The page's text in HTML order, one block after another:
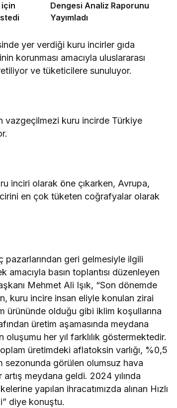
Dengesi Analiz Raporunu
Yayımladı
yer verdiği kuru incirler gıda
korunması amacıyla uluslararası
ve tüketicilere sunuluyor.
vazgeçilmezi kuru incirde Türkiye
inciri olarak öne çıkarken, Avrupa,
en çok tüketen coğrafyalar olarak
geri gelmesiyle ilgili
basın toplantısı düzenleyen
Mehmet Ali Işık, “Son dönemde
kuru incire insan eliyle konulan zirai
olduğu gibi iklim koşullarına
üretim aşamasında meydana
her yıl farklılık göstermektedir.
üretimdeki aflatoksin varlığı, %0,5
sezonunda görülen olumsuz hava
meydana geldi. 2024 yılında
yapılan ihracatımızda alınan Hızlı
diye konuştu.